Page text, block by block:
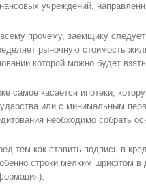
учреждений,
прочему, заёмщику
рыночную стоимость
которой можно будет
самое касается ипотеки,
или с минимальным
необходимо собрать
тем как ставить подпись в
строки мелким шрифтом в